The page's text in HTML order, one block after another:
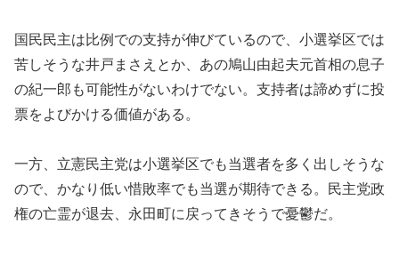
国民民主は比例での支持が伸びているので、小選挙区では
苦しそうな井戸まさえとか、あの鳩山由起夫元首相の息子
の紀一郎も可能性がないわけでない。支持者は諦めずに投
票をよびかける価値がある。
一方、立憲民主党は小選挙区でも当選者を多く出しそうな
ので、かなり低い惜敗率でも当選が期待できる。民主党政
権の亡霊が退去、永田町に戻ってきそうで憂鬱だ。